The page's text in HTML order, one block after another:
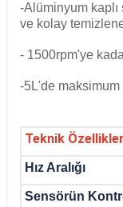
-Alüminyum kaplı
ve kolay
- 1500rpm'ye
-5L'de maksimum
Teknik Özellikler
Hız Aralığı
Sensörün